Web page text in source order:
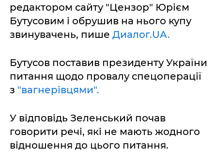
редактором сайту "Цензор" Юрієм
Бутусовим і обрушив на нього купу
звинувачень, пише Диалог.UA.
Бутусов поставив президенту України
питання щодо провалу спецоперації
з "вагнерівцями".
У відповідь Зеленський почав
говорити речі, які не мають жодного
відношення до цього питання.